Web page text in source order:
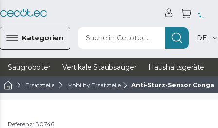
Kategorien Suche in Cecotec... DE
Saugroboter Vertikale Staubsauger Haushaltsgeräte
Ersatzteile Mobility Ersatzteile Anti-Sturz-Sensor Conga
Referenz: 80746